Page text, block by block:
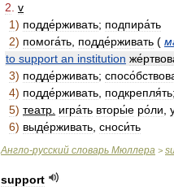
2 v
1) подде́рживать; подпира́ть
2) помога́ть подде́рживать (
to support an institution
3) подде́рживать;
4) подде́рживать подкрепля́ть;
5) театр игра́ть вторы́е ро́ли
6) выде́рживать сноси́ть
Англо-русский словарь Мюллера >
support